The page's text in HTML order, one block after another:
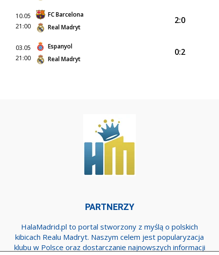
10.05
21:00
FC Barcelona
Real Madryt
2:0
03.05
21:00
Espanyol
Real Madryt
0:2
PARTNERZY
HalaMadrid.pl to portal stworzony z myślą o polskich
kibicach Realu Madryt. Naszym celem jest popularyzacja
klubu w Polsce oraz dostarczanie najnowszych informacji